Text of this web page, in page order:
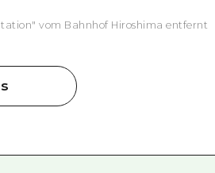
vom Bahnhof Hiroshima entfernt